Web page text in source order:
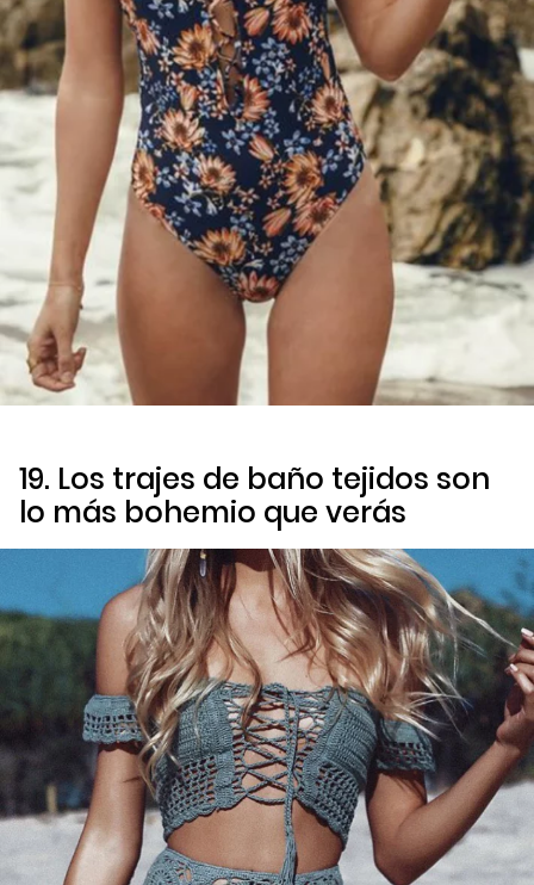
19. Los trajes de baño tejidos son
lo más bohemio que verás